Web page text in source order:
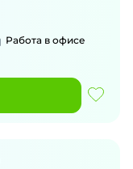
Работа в офисе